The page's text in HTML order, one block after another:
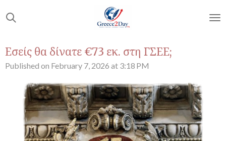
to
content
Εσείς θα δίνατε €73 εκ. στη ΓΣΕΕ;
Published on February 7, 2026 at 3:18 PM